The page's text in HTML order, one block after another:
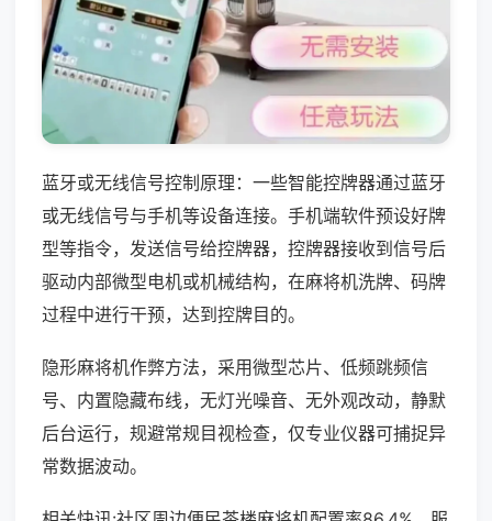
蓝牙或无线信号控制原理：一些智能控牌器通过蓝牙
或无线信号与手机等设备连接。手机端软件预设好牌
型等指令，发送信号给控牌器，控牌器接收到信号后
驱动内部微型电机或机械结构，在麻将机洗牌、码牌
过程中进行干预，达到控牌目的。
隐形麻将机作弊方法，采用微型芯片、低频跳频信
号、内置隐藏布线，无灯光噪音、无外观改动，静默
后台运行，规避常规目视检查，仅专业仪器可捕捉异
常数据波动。